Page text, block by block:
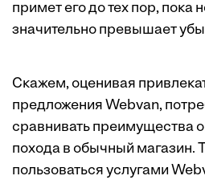
примет его до тех пор, пока
значительно превышает
Скажем, оценивая
предложения Webvan,
сравнивать преимущества
похода в обычный магазин.
пользоваться услугами